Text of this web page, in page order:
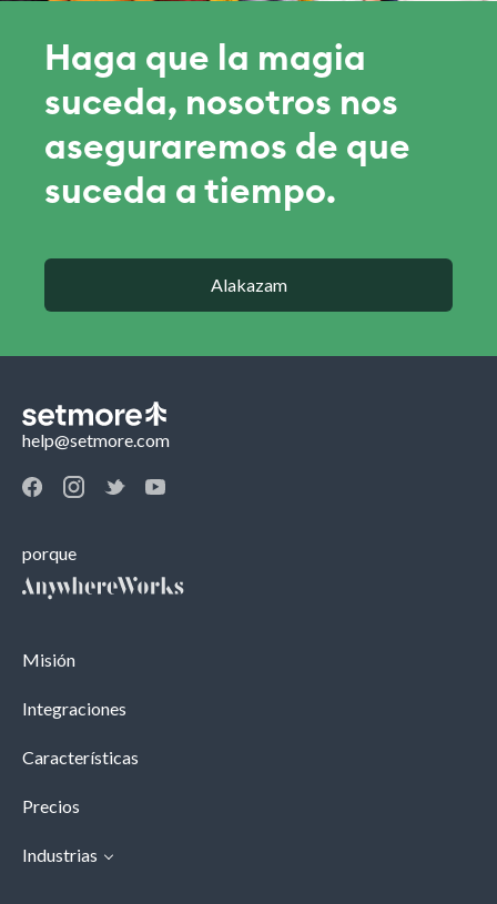
Haga que la magia
suceda, nosotros nos
aseguraremos de que
suceda a tiempo.
Alakazam
help@setmore.com
porque
Misión
Integraciones
Características
Precios
Industrias